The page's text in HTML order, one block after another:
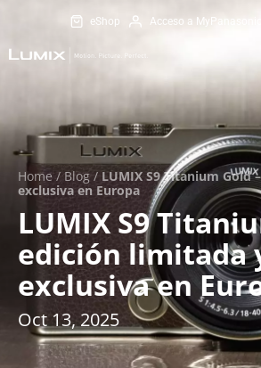
eShop Acceso a MyPanasonic
Home / Blog / LUMIX S9 Titanium Gold
exclusiva en Europa
LUMIX S9
edición limitada
exclusiva en
Oct 13, 2025